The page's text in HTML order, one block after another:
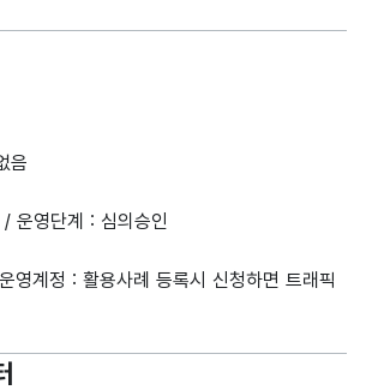
음
운영단계 : 심의승인
영계정 : 활용사례 등록시 신청하면 트래픽